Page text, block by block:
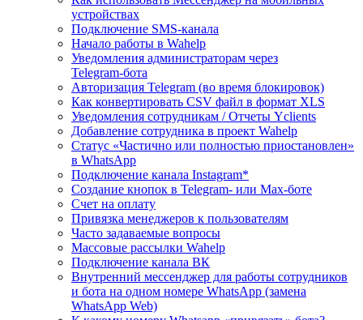
устройствах
Подключение SMS‑канала
Начало работы в Wahelp
Уведомления администраторам через
Telegram‑бота
Авторизация Telegram (во время блокировок)
Как конвертировать CSV файл в формат XLS
Уведомления сотрудникам / Отчеты Yclients
Добавление сотрудника в проект Wahelp
Статус «Частично или полностью приостановлен»
в WhatsApp
Подключение канала Instagram*
Создание кнопок в Telegram- или Max-боте
Счет на оплату
Привязка менеджеров к пользователям
Часто задаваемые вопросы
Массовые рассылки Wahelp
Подключение канала ВК
Внутренний мессенджер для работы сотрудников
и бота на одном номере WhatsApp (замена
WhatsApp Web)